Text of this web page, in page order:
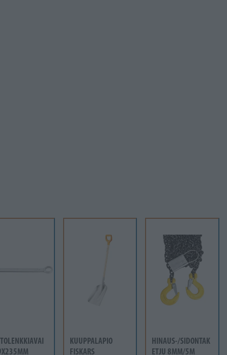
KUUPPALAPIO
FISKARS
HINAUS-/SIDONTAK
ETJU 8MM/5M